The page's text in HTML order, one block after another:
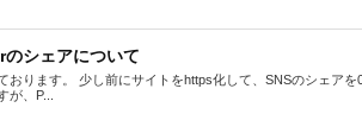
シェアについて
おります。 少し前にサイトをhttps化して、SNSのシェア
が、P...